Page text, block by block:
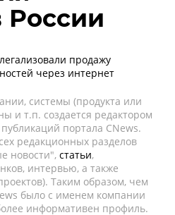
продажу
через интернет
системы (продукта или
и т.п. создается редактором
портала CNews.
редакционных разделов
новости", статьи,
интервью, а также
Таким образом, чем
было с именем компании
информативен профиль.